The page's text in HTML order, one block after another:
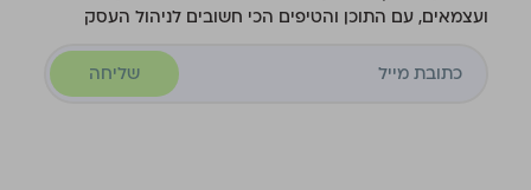
ועצמאים, עם התוכן והטיפים הכי חשובים לניהול העסק
שליחה